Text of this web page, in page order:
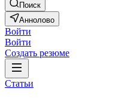
Поиск
Аннолово
Войти
Войти
Создать резюме
Статьи